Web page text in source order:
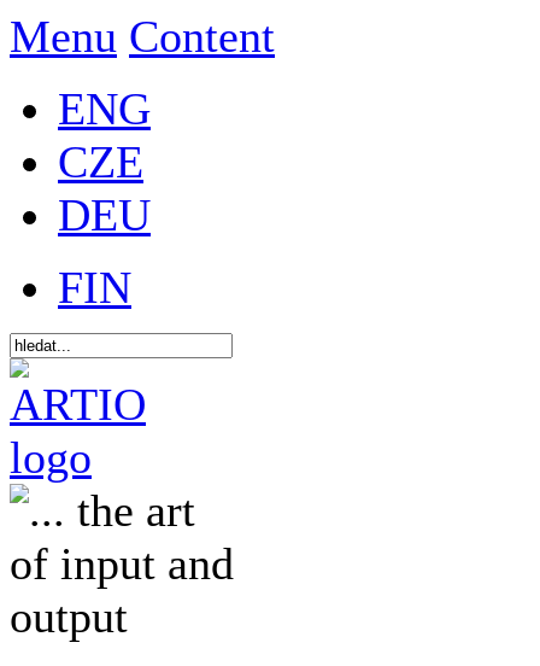
Menu Content
ENG
CZE
DEU
FIN